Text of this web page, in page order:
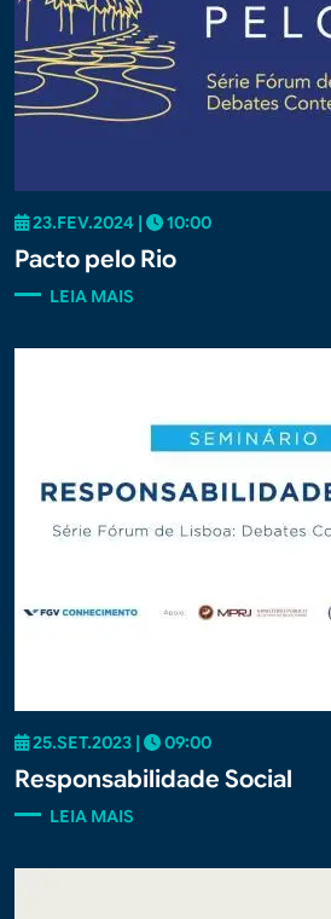
23.FEV.2024 | 10:00
Pacto pelo Rio
LEIA MAIS
25.SET.2023 | 09:00
Responsabilidade Social
LEIA MAIS